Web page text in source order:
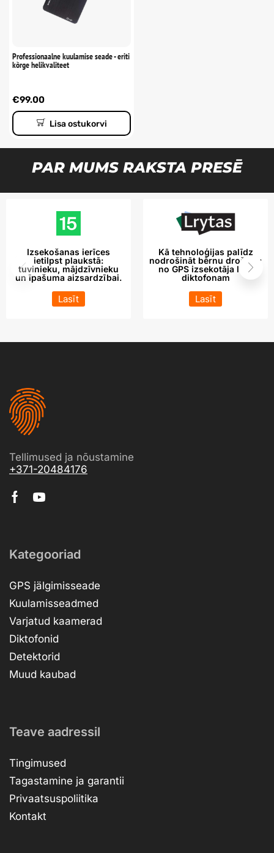
Professionaalne kuulamise seade - eriti
kõrge helikvaliteet
€99.00
Lisa ostukorvi
PAR MUMS RAKSTA PRESĒ
Izsekošanas ierīces
ietilpst plaukstā:
tuvinieku, mājdzīvnieku
un īpašuma aizsardzībai.
Lasīt
Kā tehnoloģijas palīdz
nodrošināt bērnu drošību:
no GPS izsekotāja līdz
diktofonam
Lasīt
Tellimused ja nõustamine
+371-20484176
Kategooriad
GPS jälgimisseade
Kuulamisseadmed
Varjatud kaamerad
Diktofonid
Detektorid
Muud kaubad
Teave aadressil
Tingimused
Tagastamine ja garantii
Privaatsuspoliitika
Kontakt